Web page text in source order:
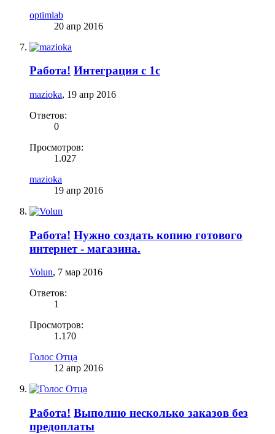
optimlab
20 апр 2016
Работа! Интеграция с 1с
mazioka, 19 апр 2016
Ответов:
0
Просмотров:
1.027
mazioka
19 апр 2016
Работа! Нужно создать копию готового
интернет - магазина.
Volun, 7 мар 2016
Ответов:
1
Просмотров:
1.170
Голос Отца
12 апр 2016
Работа! Выполню несколько заказов без
предоплаты